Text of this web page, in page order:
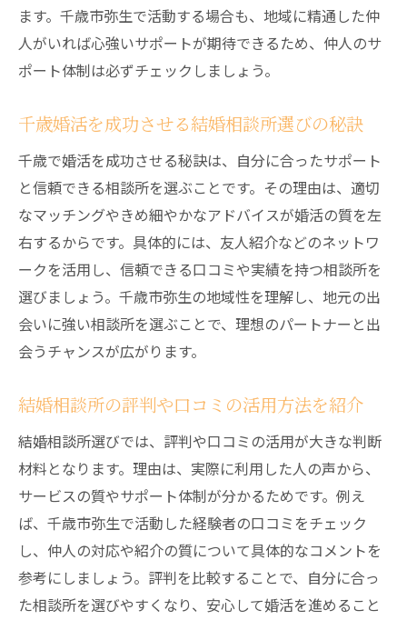
ます。千歳市弥生で活動する場合も、地域に精通した仲
人がいれば心強いサポートが期待できるため、仲人のサ
ポート体制は必ずチェックしましょう。
千歳婚活を成功させる結婚相談所選びの秘訣
千歳で婚活を成功させる秘訣は、自分に合ったサポート
と信頼できる相談所を選ぶことです。その理由は、適切
なマッチングやきめ細やかなアドバイスが婚活の質を左
右するからです。具体的には、友人紹介などのネットワ
ークを活用し、信頼できる口コミや実績を持つ相談所を
選びましょう。千歳市弥生の地域性を理解し、地元の出
会いに強い相談所を選ぶことで、理想のパートナーと出
会うチャンスが広がります。
結婚相談所の評判や口コミの活用方法を紹介
結婚相談所選びでは、評判や口コミの活用が大きな判断
材料となります。理由は、実際に利用した人の声から、
サービスの質やサポート体制が分かるためです。例え
ば、千歳市弥生で活動した経験者の口コミをチェック
し、仲人の対応や紹介の質について具体的なコメントを
参考にしましょう。評判を比較することで、自分に合っ
た相談所を選びやすくなり、安心して婚活を進めること